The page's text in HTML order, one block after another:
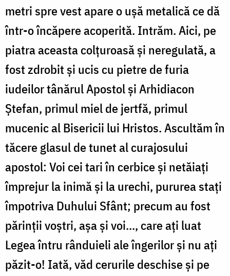
metri spre vest apare o ușă metalică ce dă
într-o încăpere acoperită. Intrăm. Aici, pe
piatra aceasta colțuroasă și neregulată, a
fost zdrobit și ucis cu pietre de furia
iudeilor tânărul Apostol și Arhidiacon
Ștefan, primul miel de jertfă, primul
mucenic al Bisericii lui Hristos. Ascultăm în
tăcere glasul de tunet al curajosului
apostol: Voi cei tari în cerbice și netăiați
împrejur la inimă și la urechi, pururea stați
împotriva Duhului Sfânt; precum au fost
părinții voștri, așa și voi..., care ați luat
Legea întru rânduieli ale îngerilor și nu ați
păzit-o! Iată, văd cerurile deschise și pe